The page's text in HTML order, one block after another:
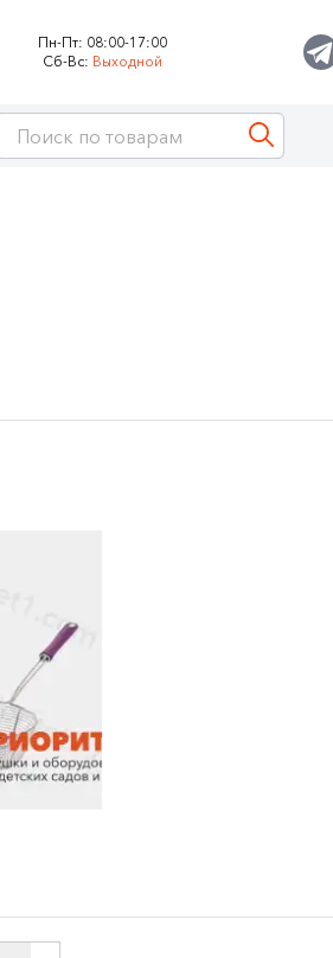
Пн-Пт: 08:00-17:00
Сб-Вс: Выходной